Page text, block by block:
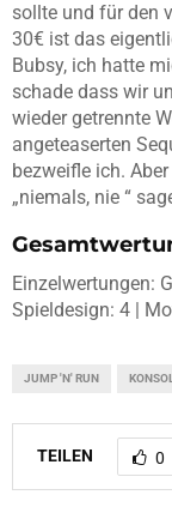
sollte und für den
30€ ist das
Bubsy, ich hatte
schade dass wir
wieder getrennte
angeteaserten
bezweifle ich.
„niemals, nie “
Einzelwertungen:
Spieldesign: 4 |
JUMP 'N' RUN
TEILEN 0